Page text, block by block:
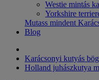
Westie mintás
Yorkshire
Mutass mindent
Blog
Karácsonyi kutyás
Holland juhászkutya